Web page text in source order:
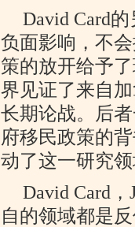
David Card的
负面影响，不
策的放开给予
界见证了来自
长期论战。后
府移民政策的
动了这一研究
David Card ，
自的领域都是